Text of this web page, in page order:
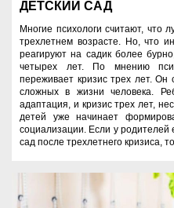
ДЕТСКИЙ САД
Многие психологи считают, что
трехлетнем возрасте. Но, что
реагируют на садик более
четырех лет. По мнению
переживает кризис трех лет. Он
сложных в жизни человека.
адаптация, и кризис трех лет,
детей уже начинает
социализации. Если у родителей
сад после трехлетнего кризиса,